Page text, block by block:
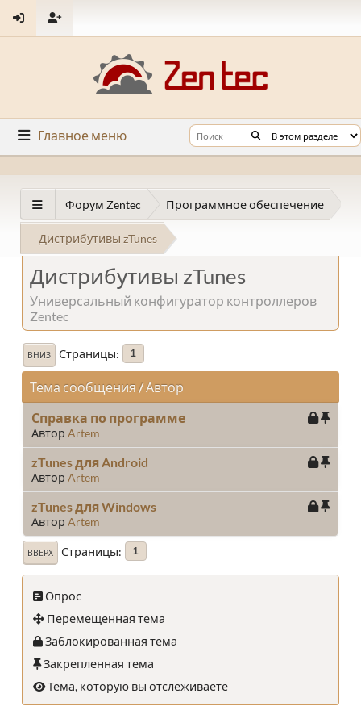
Главное меню
Форум Zentec Программное обеспечение
Дистрибутивы zTunes
Дистрибутивы zTunes
Универсальный конфигуратор контроллеров
Zentec
ВНИЗ Страницы 1
Тема сообщения / Автор
Справка по программе
Автор Artem
zTunes для Android
Автор Artem
zTunes для Windows
Автор Artem
ВВЕРХ Страницы 1
Опрос
Перемещенная тема
Заблокированная тема
Закрепленная тема
Тема, которую вы отслеживаете